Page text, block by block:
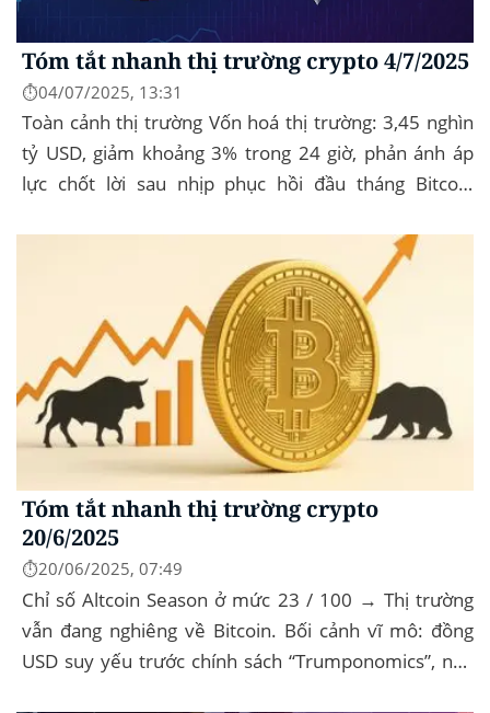
Tóm tắt nhanh thị trường crypto 4/7/2025
⏱️04/07/2025, 13:31
Toàn cảnh thị trường Vốn hoá thị trường: 3,45 nghìn
tỷ USD, giảm khoảng 3% trong 24 giờ, phản ánh áp
lực chốt lời sau nhịp phục hồi đầu tháng‍ Bitcoin
Tóm tắt nhanh thị trường crypto
20/6/2025
⏱️20/06/2025, 07:49
Chỉ số Altcoin Season ở mức 23 / 100 → Thị trường
vẫn đang nghiêng về Bitcoin. Bối cảnh vĩ mô: đồng
USD suy yếu trước chính sách “Trumponomics”, nhà